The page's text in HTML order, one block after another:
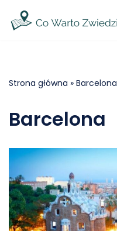
Przejdź
Strona główna » Barcelona
Barcelona